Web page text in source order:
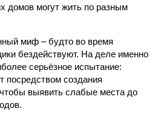
домов могут жить по разным
миф – будто во время
бездействуют. На деле именно
серьёзное испытание:
посредством создания
выявить слабые места до